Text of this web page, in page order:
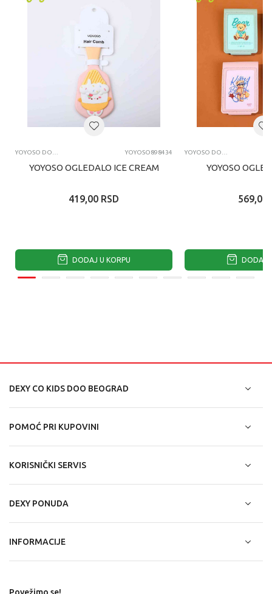
YOYOSO898434
YOYOSO OGLEDALO ICE CREAM
419,00 RSD
DODAJ U KORPU
YOYOSO
569,00
DODAJ
DEXY CO KIDS DOO BEOGRAD
POMOĆ PRI KUPOVINI
KORISNIČKI SERVIS
DEXY PONUDA
INFORMACIJE